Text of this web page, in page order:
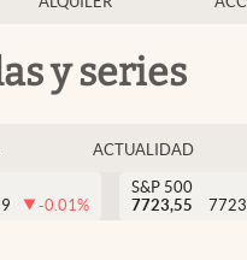
y series
ACTUALIDAD
-0.01%
S&P 500
7723,55